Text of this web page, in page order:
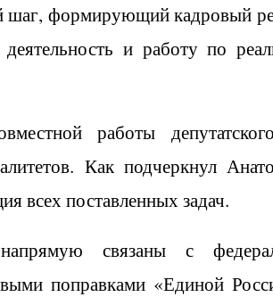
шаг, формирующий кадровый
и работу по
работы
Как подчеркнул
всех поставленных задач.
связаны с
поправками «Единой